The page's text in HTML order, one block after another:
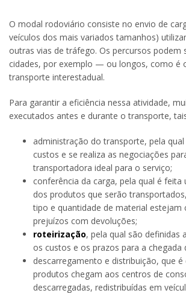
O modal rodoviário consiste no envio de
veículos dos mais variados tamanhos)
outras vias de tráfego. Os percursos
cidades, por exemplo — ou longos, como é
transporte interestadual.
Para garantir a eficiência nessa atividade,
executados antes e durante o transporte,
administração do transporte, pela qual
custos e se realiza as negociações
transportadora ideal para o serviço;
conferência da carga, pela qual é feita
dos produtos que serão
tipo e quantidade de material estejam
prejuízos com devoluções;
roteirização, pela qual são definidas
os custos e os prazos para a chegada
descarregamento e distribuição, que é
produtos chegam aos centros de
descarregadas, redistribuídas em